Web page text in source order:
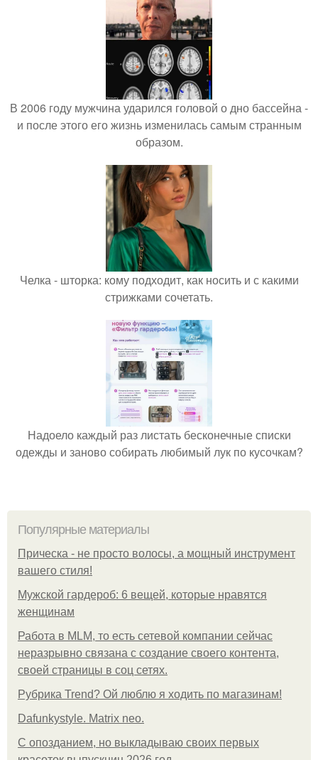
В 2006 году мужчина ударился головой о дно бассейна -
и после этого его жизнь изменилась самым странным
образом.
Челка - шторка: кому подходит, как носить и с какими
стрижками сочетать.
Надоело каждый раз листать бесконечные списки
одежды и заново собирать любимый лук по кусочкам?
Популярные материалы
Прическа - не просто волосы, а мощный инструмент
вашего стиля!
Мужской гардероб: 6 вещей, которые нравятся
женщинам
Работа в MLM, то есть сетевой компании сейчас
неразрывно связана с создание своего контента,
своей страницы в соц сетях.
Рубрика Trend? Ой люблю я ходить по магазинам!
Dafunkystyle. Matrix neo.
С опозданием, но выкладываю своих первых